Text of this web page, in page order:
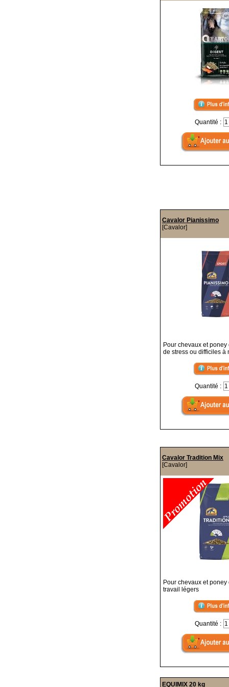
Quantité :
Cavalor Pianissimo
[Cavalor]
Pour chevaux et poney
de stress ou difficiles à
Quantité :
Cavalor Tradition Mix
[Cavalor]
Pour chevaux et
travail légers
Quantité :
EQUIMIX 20 kg